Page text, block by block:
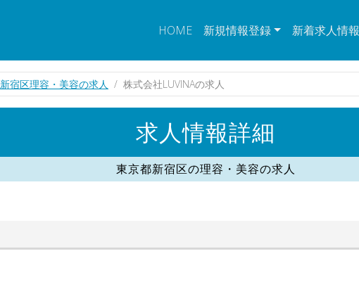
HOME 新規情報登録 新着求人情報
新宿区理容・美容の求人 株式会社LUVINAの求人
求人情報詳細
東京都新宿区の理容・美容の求人